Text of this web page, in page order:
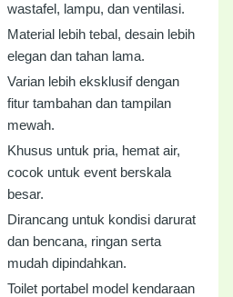
wastafel, lampu, dan ventilasi.
Material lebih tebal, desain lebih
elegan dan tahan lama.
Varian lebih eksklusif dengan
fitur tambahan dan tampilan
mewah.
Khusus untuk pria, hemat air,
cocok untuk event berskala
besar.
Dirancang untuk kondisi darurat
dan bencana, ringan serta
mudah dipindahkan.
Toilet portabel model kendaraan